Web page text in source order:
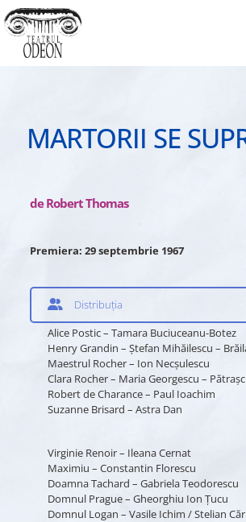
MARTORII SE
de Robert Thomas
Premiera: 29 septembrie 1967
Distribuția
Alice Postic – Tamara Buciuceanu-Botez
Henry Grandin – Ştefan Mihăilescu –
Maestrul Rocher – Ion Necşulescu
Clara Rocher – Maria Georgescu –
Robert de Charance – Paul Ioachim
Suzanne Brisard – Astra Dan
Virginie Renoir – Ileana Cernat
Maximiu – Constantin Florescu
Doamna Tachard – Gabriela Teodorescu
Domnul Prague – Gheorghiu Ion Țucu
Domnul Logan – Vasile Ichim / Stelian